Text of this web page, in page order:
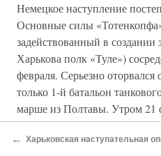
Немецкое наступление
Основные силы
задействованный в создании
Харькова полк «Туле»)
февраля. Серьезно
только 1-й батальон
марше из Полтавы. Утром 21
Эйхе получил приказ в
в Краснограде. Дивизия
←